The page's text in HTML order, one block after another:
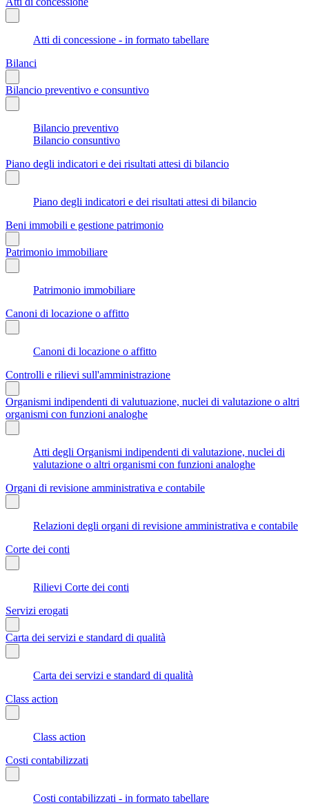
Atti di concessione - in formato tabellare
Bilanci
Bilancio preventivo e consuntivo
Bilancio preventivo
Bilancio consuntivo
Piano degli indicatori e dei risultati attesi di bilancio
Piano degli indicatori e dei risultati attesi di bilancio
Beni immobili e gestione patrimonio
Patrimonio immobiliare
Patrimonio immobiliare
Canoni di locazione o affitto
Canoni di locazione o affitto
Controlli e rilievi sull'amministrazione
Organismi indipendenti di valutuazione, nuclei di valutazione o altri
organismi con funzioni analoghe
Atti degli Organismi indipendenti di valutazione, nuclei di
valutazione o altri organismi con funzioni analoghe
Organi di revisione amministrativa e contabile
Relazioni degli organi di revisione amministrativa e contabile
Corte dei conti
Rilievi Corte dei conti
Servizi erogati
Carta dei servizi e standard di qualità
Carta dei servizi e standard di qualità
Class action
Class action
Costi contabilizzati
Costi contabilizzati - in formato tabellare